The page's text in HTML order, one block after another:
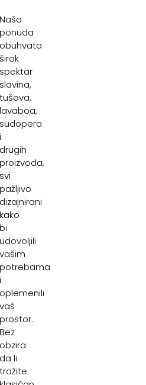
Naša
ponuda
obuhvata
širok
spektar
slavina,
tuševa,
lavaboa,
sudopera
i
drugih
proizvoda,
svi
pažljivo
dizajnirani
kako
bi
udovoljili
vašim
potrebama
i
oplemenili
vaš
prostor.
Bez
obzira
da li
tražite